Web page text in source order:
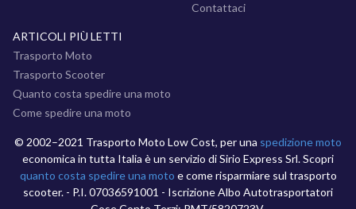
Contattaci
ARTICOLI PIÙ LETTI
Trasporto Moto
Trasporto Scooter
Quanto costa spedire una moto
Come spedire una moto
© 2002–2021 Trasporto Moto Low Cost, per una spedizione moto
economica in tutta Italia è un servizio di Sirio Express Srl. Scopri
quanto costa spedire una moto e come risparmiare sul trasporto
scooter. - P.I. 07036591001 - Iscrizione Albo Autotrasportatori